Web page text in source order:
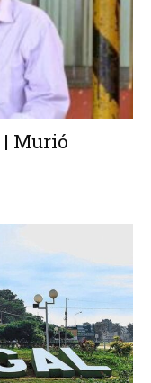
Murió